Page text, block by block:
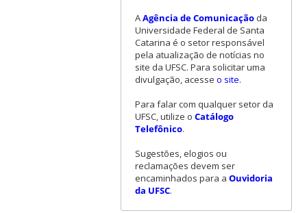
AAgência de Comunicaçãoda
Universidade Federal de Santa
Catarina é o setor responsável
pela atualização de notícias no
site da UFSC. Para solicitar uma
divulgação, acesse o site.
Para falar com qualquer setor da
UFSC, utilize o Catálogo
Telefônico.
Sugestões, elogios ou
reclamações devem ser
encaminhados para a Ouvidoria
da UFSC.